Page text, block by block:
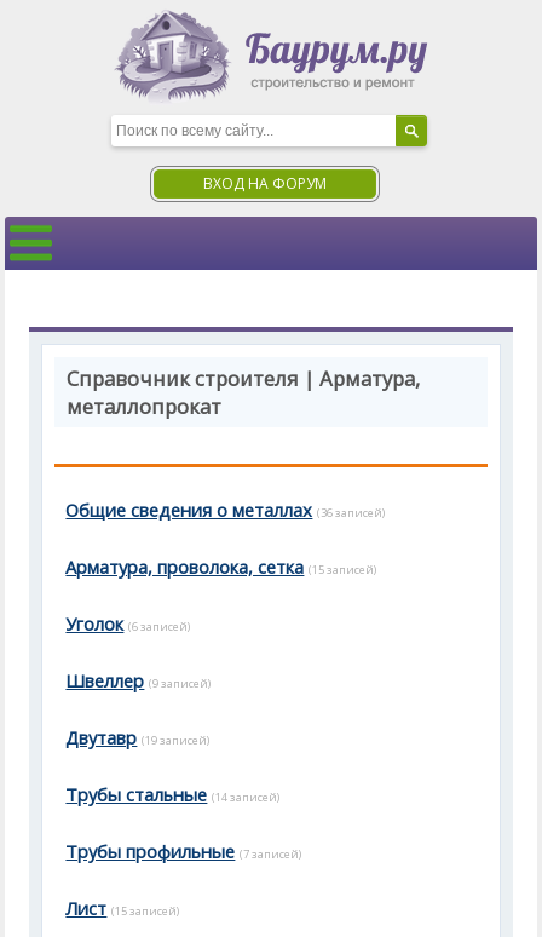
ВХОД НА ФОРУМ
Справочник строителя | Арматура,
металлопрокат
Общие сведения о металлах (36 записей)
Арматура, проволока, сетка (15 записей)
Уголок (6 записей)
Швеллер (9 записей)
Двутавр (19 записей)
Трубы стальные (14 записей)
Трубы профильные (7 записей)
Лист (15 записей)